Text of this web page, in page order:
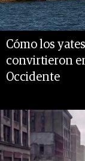
Cómo los
convirtieron
Occidente